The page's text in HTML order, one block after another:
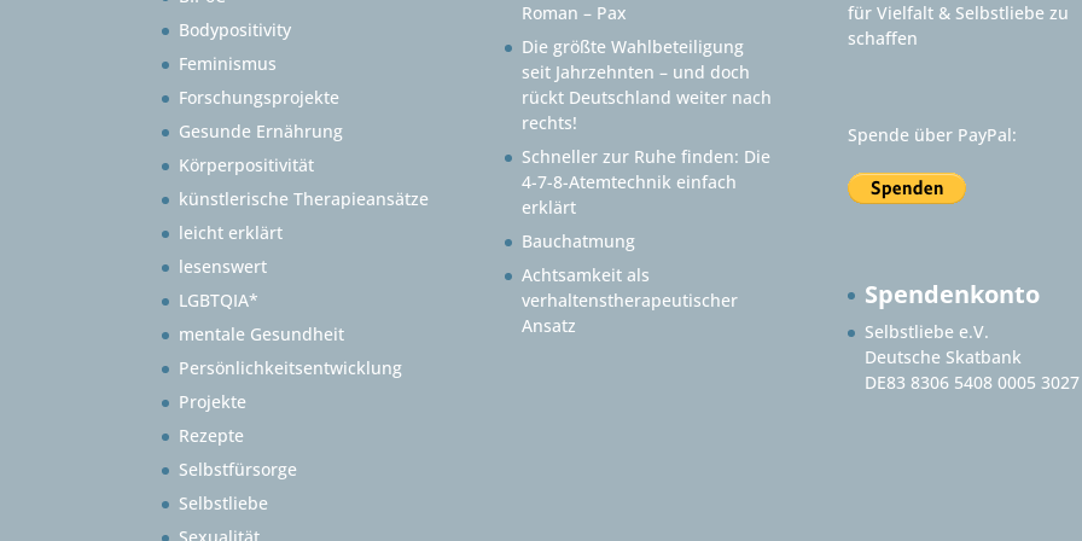
Bodypositivity
Feminismus
Forschungsprojekte
Gesunde Ernährung
Körperpositivität
künstlerische Therapieansätze
leicht erklärt
lesenswert
LGBTQIA*
mentale Gesundheit
Persönlichkeitsentwicklung
Projekte
Rezepte
Selbstfürsorge
Selbstliebe
Roman – Pax
Die größte Wahlbeteiligung
seit Jahrzehnten – und doch
rückt Deutschland weiter nach
rechts!
Schneller zur Ruhe finden: Die
4-7-8-Atemtechnik einfach
erklärt
Bauchatmung
Achtsamkeit als
verhaltenstherapeutischer
Ansatz
für Vielfalt & Selbstliebe zu
schaffen
Spende über PayPal:
Spendenkonto
Selbstliebe e.V.
Deutsche Skatbank
DE83 8306 5408 0005